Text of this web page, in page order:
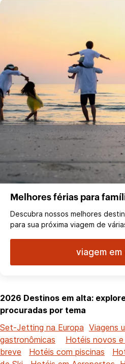
Melhores férias para
Descubra nossos melhores
para sua próxima viagem de
viagem em
2026 Destinos em alta:
procuradas por tema
Set-Jetting na Europa Viagens
gastronômicas
Hotéis novos e
breve
Hotéis com piscinas